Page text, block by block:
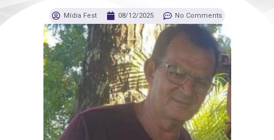
Mídia Fest 08/12/2025 No Comments